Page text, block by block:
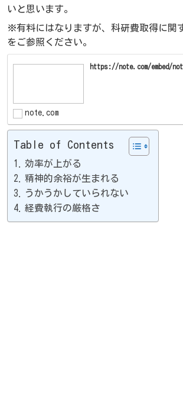
いと思います。
※有料にはなりますが、科研費取得に関
をご参照ください。
https://note.com/embed/
note.com
Table of Contents
効率が上がる
精神的余裕が生まれる
うかうかしていられない
経費執行の厳格さ